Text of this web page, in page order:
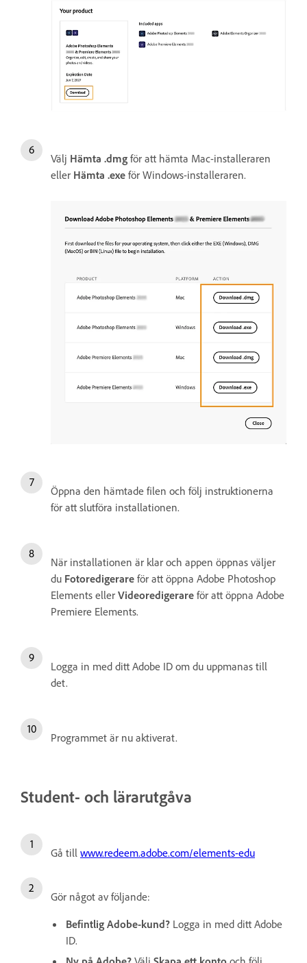
Välj Hämta .dmg för att hämta Mac-installeraren
eller Hämta .exe för Windows-installeraren.
Öppna den hämtade filen och följ instruktionerna
för att slutföra installationen.
När installationen är klar och appen öppnas väljer
du Fotoredigerare för att öppna Adobe Photoshop
Elements eller Videoredigerare för att öppna Adobe
Premiere Elements.
Logga in med ditt Adobe ID om du uppmanas till
det.
Programmet är nu aktiverat.
Student- och lärarutgåva
Gå till www.redeem.adobe.com/elements-edu
Gör något av följande:
Befintlig Adobe-kund? Logga in med ditt Adobe
ID.